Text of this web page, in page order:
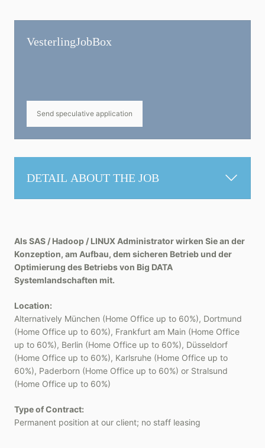
Vesterling­JobBox
Send speculative application
DETAIL ABOUT THE JOB
Als SAS / Hadoop / LINUX Administrator wirken Sie an der
Konzeption, am Aufbau, dem sicheren Betrieb und der
Optimierung des Betriebs von Big DATA
Systemlandschaften mit.
Location:
Alternatively München (Home Office up to 60%), Dortmund
(Home Office up to 60%), Frankfurt am Main (Home Office
up to 60%), Berlin (Home Office up to 60%), Düsseldorf
(Home Office up to 60%), Karlsruhe (Home Office up to
60%), Paderborn (Home Office up to 60%) or Stralsund
(Home Office up to 60%)
Type of Contract:
Permanent position at our client; no staff leasing